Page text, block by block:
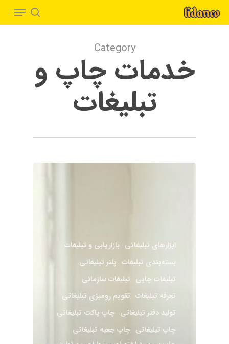
search
Menu
Category
خدمات چاپ و
تبلیغات
ابزارهای تبلیغاتی بازاریابی و تبلیغات
بسته‌بندی تبلیغات پلنر تبلیغاتی
تبلیغات چاپی تبلیغات سازمانی
تعرفه تبلیغات تقویم رومیزی تبلیغاتی
تولید دفتر تبلیغاتی چاپ پاکت تبلیغاتی
چاپ تبلیغاتی چاپ جعبه تبلیغاتی